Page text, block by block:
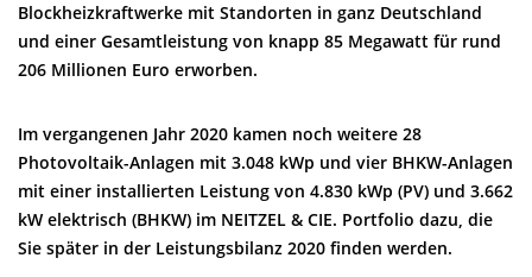
Blockheizkraftwerke mit Standorten in ganz Deutschland
und einer Gesamtleistung von knapp 85 Megawatt für rund
206 Millionen Euro erworben.
Im vergangenen Jahr 2020 kamen noch weitere 28
Photovoltaik-Anlagen mit 3.048 kWp und vier BHKW-Anlagen
mit einer installierten Leistung von 4.830 kWp (PV) und 3.662
kW elektrisch (BHKW) im NEITZEL & CIE. Portfolio dazu, die
Sie später in der Leistungsbilanz 2020 finden werden.